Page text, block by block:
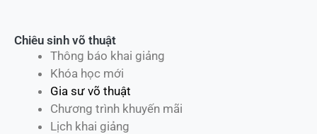
Chiêu sinh võ thuật
Thông báo khai giảng
Khóa học mới
Gia sư võ thuật
Chương trình khuyến mãi
Lịch khai giảng